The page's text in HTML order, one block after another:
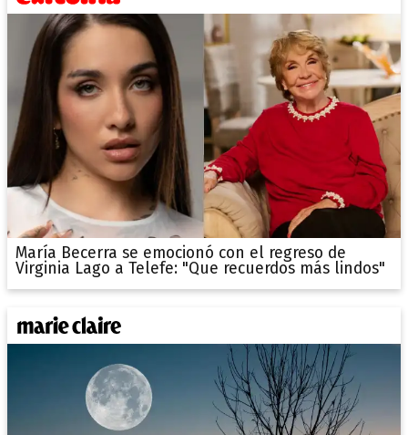
María Becerra se emocionó con el regreso de
Virginia Lago a Telefe: "Que recuerdos más lindos"